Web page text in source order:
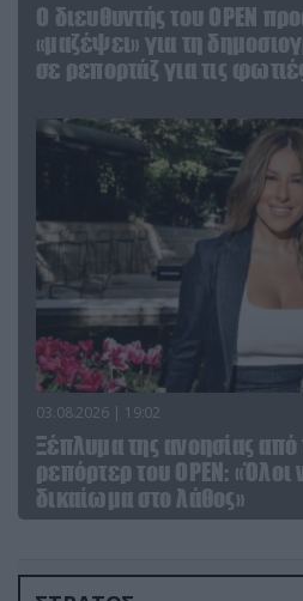
O διευθυντής του OPEN
«μαζέψει» για τη
σε ρεπορτάζ για τις
03.08.2026 | 19:02
Ξέπλυμα της ανοησίας από
ρεπόρτερ του ΟΡΕΝ: «Όλοι
δικαίωμα στο λάθος»